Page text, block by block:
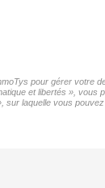
pour gérer
et libertés »,
sur laquelle vous